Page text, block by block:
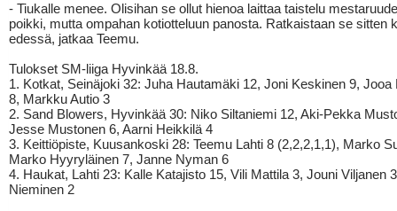
- Tiukalle menee. Olisihan se ollut hienoa laittaa taistelu
poikki, mutta ompahan kotiotteluun panosta. Ratkaistaan se sitten
edessä, jatkaa Teemu.
Tulokset SM-liiga Hyvinkää 18.8.
1. Kotkat, Seinäjoki 32: Juha Hautamäki 12, Joni Keskinen 9, Jooa
8, Markku Autio 3
2. Sand Blowers, Hyvinkää 30: Niko Siltaniemi 12, Aki-Pekka
Jesse Mustonen 6, Aarni Heikkilä 4
3. Keittiöpiste, Kuusankoski 28: Teemu Lahti 8 (2,2,2,1,1), Marko
Marko Hyyryläinen 7, Janne Nyman 6
4. Haukat, Lahti 23: Kalle Katajisto 15, Vili Mattila 3, Jouni Viljanen
Nieminen 2